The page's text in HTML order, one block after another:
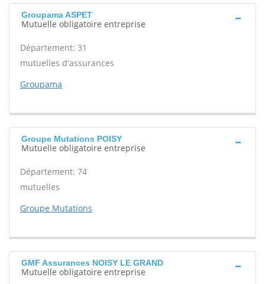
Groupama ASPET
Mutuelle obligatoire entreprise
Département: 31
mutuelles d'assurances
Groupama
Groupe Mutations POISY
Mutuelle obligatoire entreprise
Département: 74
mutuelles
Groupe Mutations
GMF Assurances NOISY LE GRAND
Mutuelle obligatoire entreprise